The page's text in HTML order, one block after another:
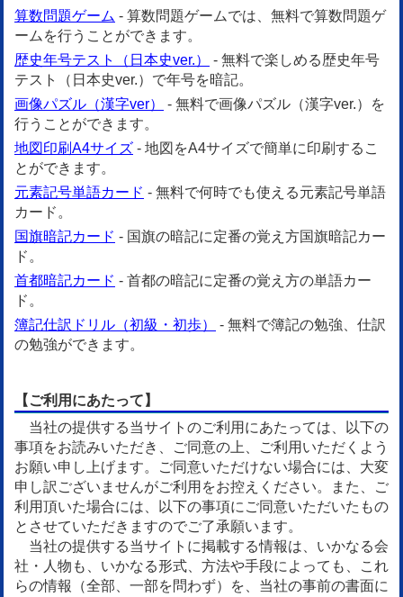
算数問題ゲーム - 算数問題ゲームでは、無料で算数問題ゲ
ームを行うことができます。
歴史年号テスト（日本史ver.）
- 無料で楽しめる歴史年号
テスト（日本史ver.）で年号を暗記。
画像パズル（漢字ver）
- 無料で画像パズル（漢字ver.）を
行うことができます。
地図印刷A4サイズ - 地図をA4サイズで簡単に印刷するこ
とができます。
元素記号単語カード - 無料で何時でも使える元素記号単語
カード。
国旗暗記カード - 国旗の暗記に定番の覚え方国旗暗記カー
ド。
首都暗記カード - 首都の暗記に定番の覚え方の単語カー
ド。
簿記仕訳ドリル（初級・初歩）
- 無料で簿記の勉強、仕訳
の勉強ができます。
【ご利用にあたって】
当社の提供する当サイトのご利用にあたっては、以下の
事項をお読みいただき、ご同意の上、ご利用いただくよう
お願い申し上げます。ご同意いただけない場合には、大変
申し訳ございませんがご利用をお控えください。また、ご
利用頂いた場合には、以下の事項にご同意いただいたもの
とさせていただきますのでご了承願います。
当社の提供する当サイトに掲載する情報は、いかなる会
社・人物も、いかなる形式、方法や手段によっても、これ
らの情報（全部、一部を問わず）を、当社の事前の書面に